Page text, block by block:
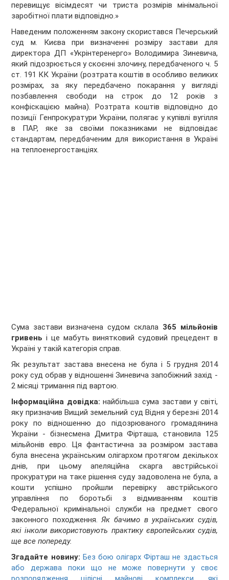
перевищує вісімдесят чи триста розмірів мінімальної
заробітної плати відповідно.»
Наведеним положенням закону скористався Печерський
суд м. Києва при визначенні розміру застави для
директора ДП «Укрінтеренерго» Володимира Зиневича,
який підозрюється у скоєнні злочину, передбаченого ч. 5
ст. 191 КК України (розтрата коштів в особливо великих
розмірах, за яку передбачено покарання у вигляді
позбавлення свободи на строк до 12 років з
конфіскацією майна). Розтрата коштів відповідно до
позиції Генпрокуратури України, полягає у купівлі вугілля
в ПАР, яке за своїми показниками не відповідає
стандартам, передбаченим для використання в Україні
на теплоенергостанціях.
Сума застави визначена судом склала 365 мільйонів
гривень і це мабуть винятковий судовий прецедент в
Україні у такій категорія справ.
Як результат застава внесена не була і 5 грудня 2014
року суд обрав у відношенні Зиневича запобіжний захід -
2 місяці тримання під вартою.
Інформаційна довідка: найбільша сума застави у світі,
яку призначив Вищий земельний суд Відня у березні 2014
року по відношенню до підозрюваного громадянина
України - бізнесмена Дмитра Фірташа, становила 125
мільйонів евро. Ця фантастична за розміром застава
була внесена українським олігархом протягом декількох
днів, при цьому апеляційна скарга австрійської
прокуратури на таке рішення суду задоволена не була, а
кошти успішно пройшли перевірку австрійського
управління по боротьбі з відмиванням коштів
Федеральної кримінальної служби на предмет свого
законного походження.Як бачимо в українських судів,
які інколи використовують практику європейських судів,
ще все попереду.
Згадайте новину: Без бою олігарх Фірташ не здасться
або держава поки що не може повернути у своє